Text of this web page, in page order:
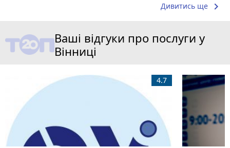
Дивитись ще keyboard_arrow_right
Ваші відгуки про послуги у
Вінниці
4.7